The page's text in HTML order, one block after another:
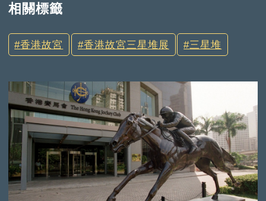
相關標籤
香港故宮 香港故宮三星堆展 三星堆